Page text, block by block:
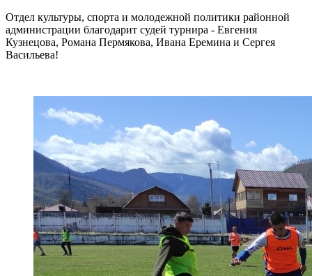
Отдел культуры, спорта и молодежной политики районной
администрации благодарит судей турнира - Евгения
Кузнецова, Романа Пермякова, Ивана Еремина и Сергея
Васильева!